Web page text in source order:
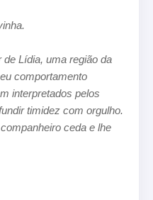
Lídia, uma região da
comportamento
interpretados pelos
timidez com orgulho.
ceda e lhe